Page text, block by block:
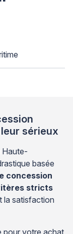
sérieux
Haute-
basée
concession
stricts
la satisfaction
pour votre achat